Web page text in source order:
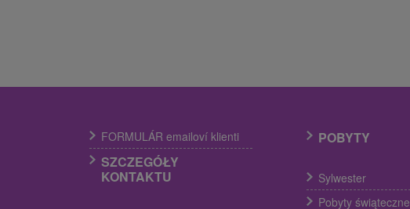
FORMULÁR emailoví klienti
SZCZEGÓŁY
KONTAKTU
POBYTY
Sylwester
Pobyty świąteczne